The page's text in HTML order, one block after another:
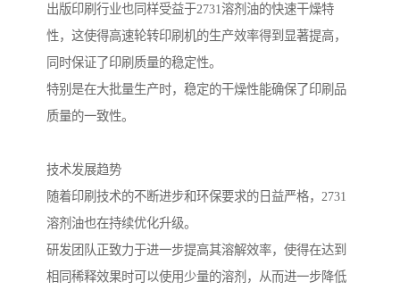
出版印刷行业也同样受益于2731溶剂油的快速干燥特
性，这使得高速轮转印刷机的生产效率得到显著提高，
同时保证了印刷质量的稳定性。
特别是在大批量生产时，稳定的干燥性能确保了印刷品
质量的一致性。
技术发展趋势
随着印刷技术的不断进步和环保要求的日益严格，2731
溶剂油也在持续优化升级。
研发团队正致力于进一步提高其溶解效率，使得在达到
相同稀释效果时可以使用少量的溶剂，从而进一步降低